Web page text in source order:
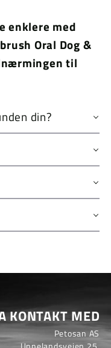
enklere med
Oral Dog &
til
din?
KONTAKT MED
Petosan AS